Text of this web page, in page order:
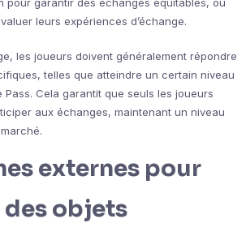
leurs expériences d’échange.
les joueurs doivent généralement répondre
telles que atteindre un certain niveau
Pass. Cela garantit que seuls les joueurs
aux échanges, maintenant un niveau
externes pour
des objets